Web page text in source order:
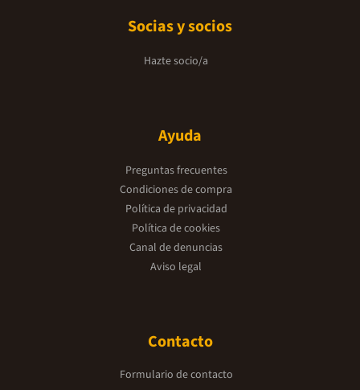
Socias y socios
Hazte socio/a
Ayuda
Preguntas frecuentes
Condiciones de compra
Política de privacidad
Política de cookies
Canal de denuncias
Aviso legal
Contacto
Formulario de contacto